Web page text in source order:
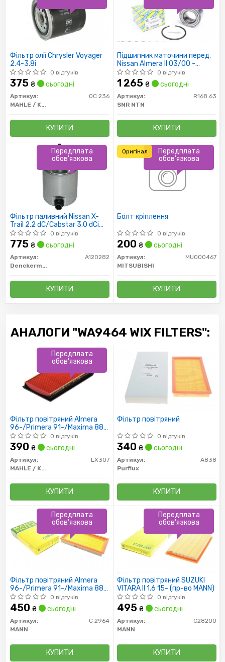
Фільтр олії Chrysler Voyager
2.4-3.8i
0 відгуків
375 ₴ сьогодні
Артикул:
OC 236
MAHLE / KNECHT
КУПИТИ
Підшипник маточини перед.
Nissan Almera II 03/00 -
02/04
0 відгуків
1 265 ₴ сьогодні
Артикул:
R168.63
SNR NTN
КУПИТИ
Фільтр паливний Nissan X-
Trail 2.2 dC/Cabstar 3.0 dCi
10/06-
0 відгуків
775 ₴ сьогодні
Артикул:
A120282
Denckermann
КУПИТИ
Передплата
обов'язкова
Болт кріплення
0 відгуків
200 ₴ сьогодні
Артикул:
MU000467
MITSUBISHI
КУПИТИ
Передплата
обов'язкова
Оригінал
АНАЛОГИ "WA9464 WIX FILTERS":
Фільтр повітряний Almera
96-/Primera 91-/Maxima 88-
04/Murano 03-0 відгуків
390 ₴ сьогодні
Артикул:
LX307
MAHLE / KNECHT
КУПИТИ
Передплата
обов'язкова
Фільтр повітряний
0 відгуків
340 ₴ сьогодні
Артикул:
A838
Purflux
КУПИТИ
Фільтр повітряний Almera
96-/Primera 91-/Maxima 88-
04/Murano 03-0 відгуків
450 ₴ сьогодні
Артикул:
C 2964
MANN
КУПИТИ
Передплата
обов'язкова
Фільтр повітряний SUZUKI
VITARA II 1.6 15- (пр-во MANN)
0 відгуків
495 ₴ сьогодні
Артикул:
C28200
MANN
КУПИТИ
Передплата
обов'язкова